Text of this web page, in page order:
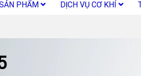
PHẨM DỊCH VỤ CƠ KHÍ